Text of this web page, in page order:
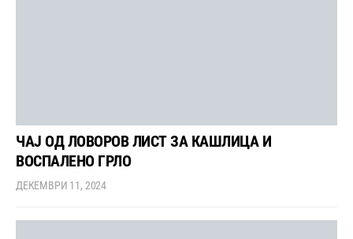
ЧАЈ ОД ЛОВОРОВ ЛИСТ ЗА КАШЛИЦА И
ВОСПАЛЕНО ГРЛО
ДЕКЕМВРИ 11, 2024